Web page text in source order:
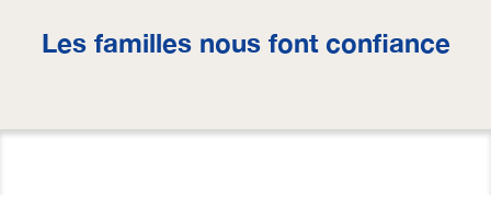
Les familles nous font confiance